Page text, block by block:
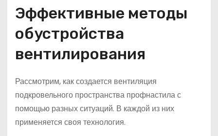
Эффективные методы
обустройства
вентилирования
Рассмотрим, как создается вентиляция
подкровельного пространства профнастила с
помощью разных ситуаций. В каждой из них
применяется своя технология.